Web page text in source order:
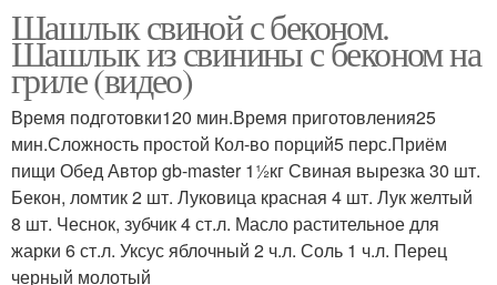
Шашлык свиной с беконом.
Шашлык из свинины с беконом на
гриле (видео)
Время подготовки120 мин.Время приготовления25
мин.Сложность простой Кол-во порций5 перс.Приём
пищи Обед Автор gb-master 11⁄2кг Свиная вырезка 30 шт.
Бекон, ломтик 2 шт. Луковица красная 4 шт. Лук желтый
8 шт. Чеснок, зубчик 4 ст.л. Масло растительное для
жарки 6 ст.л. Уксус яблочный 2 ч.л. Соль 1 ч.л. Перец
черный молотый